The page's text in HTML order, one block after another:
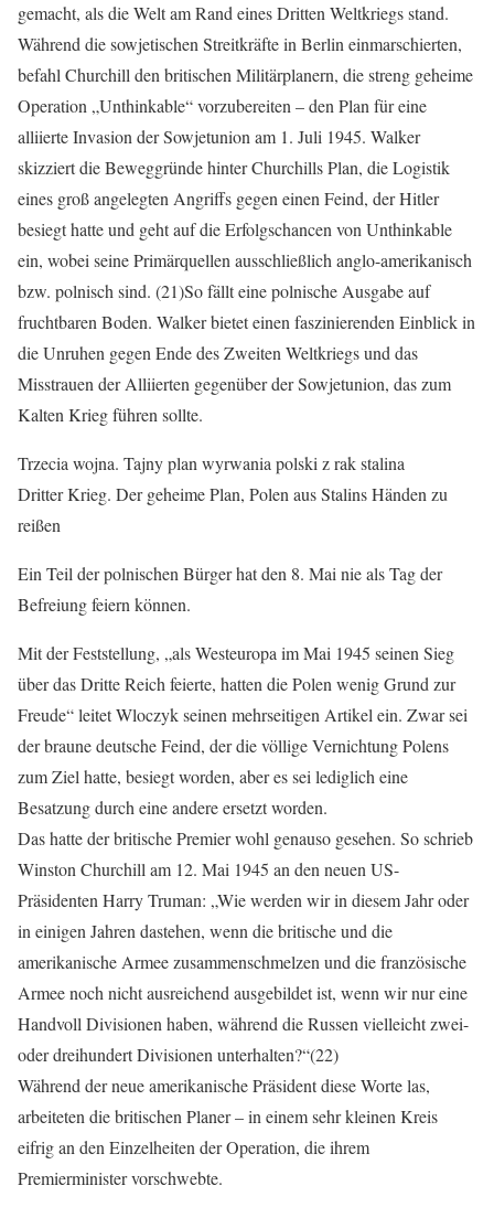
gemacht, als die Welt am Rand eines Dritten Weltkriegs stand.
Während die sowjetischen Streitkräfte in Berlin einmarschierten,
befahl Churchill den britischen Militärplanern, die streng geheime
Operation „Unthinkable“ vorzubereiten – den Plan für eine
alliierte Invasion der Sowjetunion am 1. Juli 1945. Walker
skizziert die Beweggründe hinter Churchills Plan, die Logistik
eines groß angelegten Angriffs gegen einen Feind, der Hitler
besiegt hatte und geht auf die Erfolgschancen von Unthinkable
ein, wobei seine Primärquellen ausschließlich anglo-amerikanisch
bzw. polnisch sind. (21)So fällt eine polnische Ausgabe auf
fruchtbaren Boden. Walker bietet einen faszinierenden Einblick in
die Unruhen gegen Ende des Zweiten Weltkriegs und das
Misstrauen der Alliierten gegenüber der Sowjetunion, das zum
Kalten Krieg führen sollte.
Trzecia wojna. Tajny plan wyrwania polski z rak stalina
Dritter Krieg. Der geheime Plan, Polen aus Stalins Händen zu
reißen
Ein Teil der polnischen Bürger hat den 8. Mai nie als Tag der
Befreiung feiern können.
Mit der Feststellung, „als Westeuropa im Mai 1945 seinen Sieg
über das Dritte Reich feierte, hatten die Polen wenig Grund zur
Freude“ leitet Wloczyk seinen mehrseitigen Artikel ein. Zwar sei
der braune deutsche Feind, der die völlige Vernichtung Polens
zum Ziel hatte, besiegt worden, aber es sei lediglich eine
Besatzung durch eine andere ersetzt worden.
Das hatte der britische Premier wohl genauso gesehen. So schrieb
Winston Churchill am 12. Mai 1945 an den neuen US-
Präsidenten Harry Truman: „Wie werden wir in diesem Jahr oder
in einigen Jahren dastehen, wenn die britische und die
amerikanische Armee zusammenschmelzen und die französische
Armee noch nicht ausreichend ausgebildet ist, wenn wir nur eine
Handvoll Divisionen haben, während die Russen vielleicht zwei-
oder dreihundert Divisionen unterhalten?“(22)
Während der neue amerikanische Präsident diese Worte las,
arbeiteten die britischen Planer – in einem sehr kleinen Kreis
eifrig an den Einzelheiten der Operation, die ihrem
Premierminister vorschwebte.